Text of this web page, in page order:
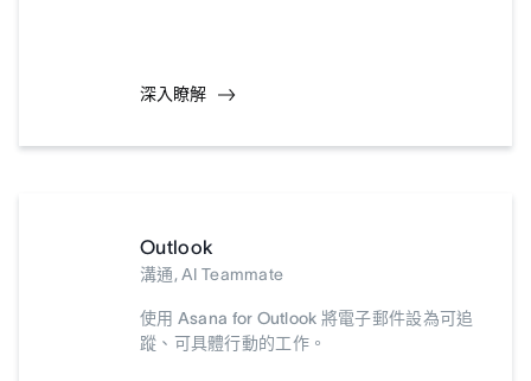
深入瞭解
Outlook
溝通, AI Teammate
使用 Asana for Outlook 將電子郵件設為可追
蹤、可具體行動的工作。